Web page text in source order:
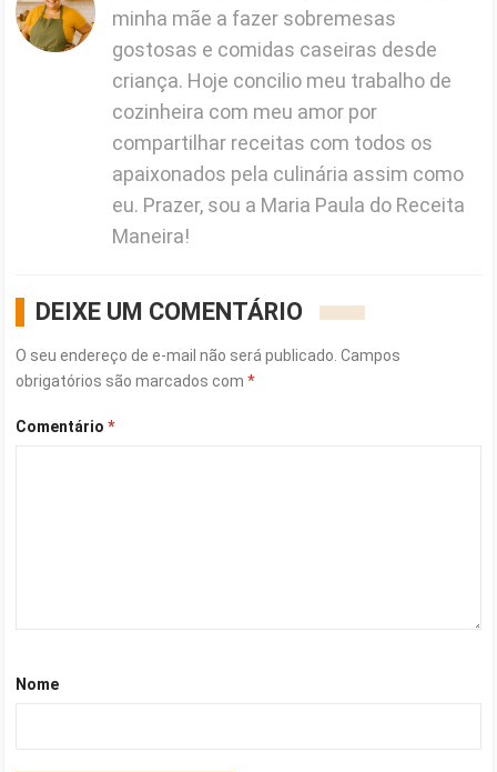
minha mãe a fazer sobremesas
gostosas e comidas caseiras desde
criança. Hoje concilio meu trabalho de
cozinheira com meu amor por
compartilhar receitas com todos os
apaixonados pela culinária assim como
eu. Prazer, sou a Maria Paula do Receita
Maneira!
DEIXE UM COMENTÁRIO
O seu endereço de e-mail não será publicado. Campos
obrigatórios são marcados com*
Comentário*
Nome